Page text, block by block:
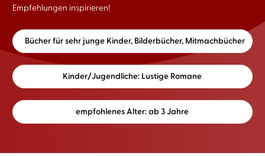
Empfehlungen inspirieren!
Bücher für sehr junge Kinder, Bilderbücher, Mitmachbücher
Kinder/Jugendliche: Lustige Romane
empfohlenes Alter: ab 3 Jahre